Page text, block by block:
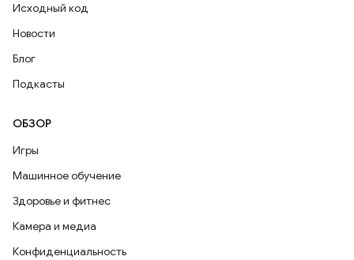
Исходный код
Новости
Блог
Подкасты
ОБЗОР
Игры
Машинное обучение
Здоровье и фитнес
Камера и медиа
Конфиденциальность